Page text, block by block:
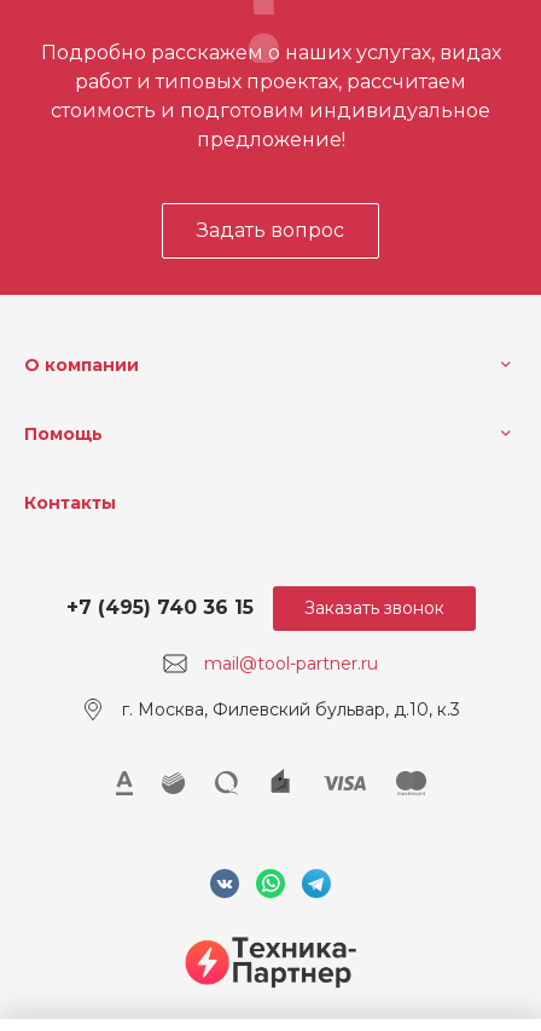
м)
Отзывов ещё нет – ваш может стать
первым
Подробно расскажем о наших услугах, видах
работ и типовых проектах, рассчитаем
стоимость и подготовим индивидуальное
предложение!
Задать вопрос
О компании
Помощь
Контакты
mail@tool-partner.ru
+7 (495) 740 36 15
г. Москва, Филевский бульвар, д.10, к.3
Заказать звонок